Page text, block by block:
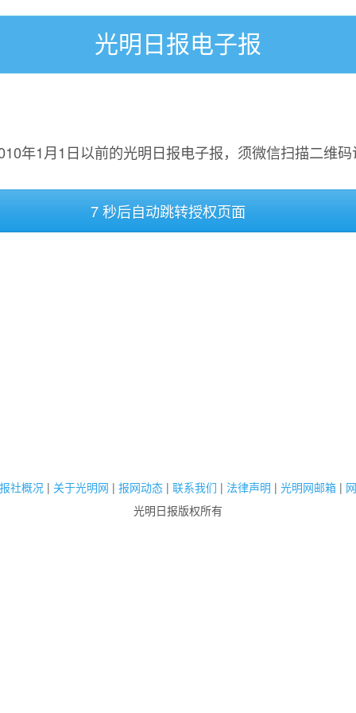
光明日报电子报
年1月1日以前的光明日报电子报，须微信扫描二维
7 秒后自动跳转授权页面
社概况 | 关于光明网 | 报网动态 | 联系我们 | 法律声明 | 光明网邮箱 |
光明日报版权所有